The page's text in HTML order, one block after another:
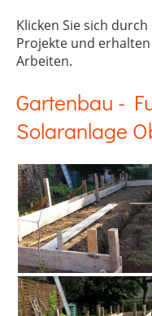
Klicken Sie sich
Projekte und
Arbeiten.
Gartenbau -
Solaranlage